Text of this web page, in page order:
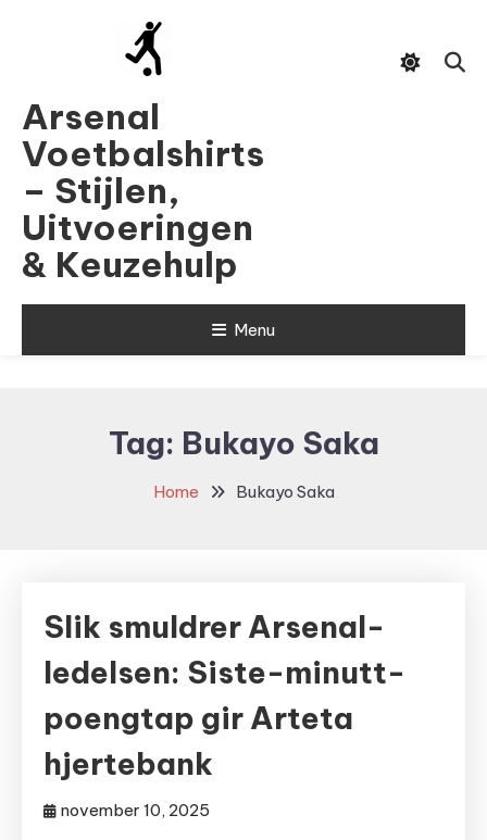
Arsenal
Voetbalshirts
– Stijlen,
Uitvoeringen
& Keuzehulp
Menu
Tag: Bukayo Saka
Home Bukayo Saka
Slik smuldrer Arsenal-
ledelsen: Siste-minutt-
poengtap gir Arteta
hjertebank
november 10, 2025